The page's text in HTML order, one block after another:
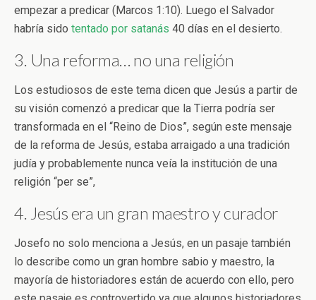
empezar a predicar (Marcos 1:10). Luego el Salvador
habría sido tentado por satanás 40 días en el desierto.
3. Una reforma… no una religión
Los estudiosos de este tema dicen que Jesús a partir de
su visión comenzó a predicar que la Tierra podría ser
transformada en el “Reino de Dios”, según este mensaje
de la reforma de Jesús, estaba arraigado a una tradición
judía y probablemente nunca veía la institución de una
religión “per se”,
4. Jesús era un gran maestro y curador
Josefo no solo menciona a Jesús, en un pasaje también
lo describe como un gran hombre sabio y maestro, la
mayoría de historiadores están de acuerdo con ello, pero